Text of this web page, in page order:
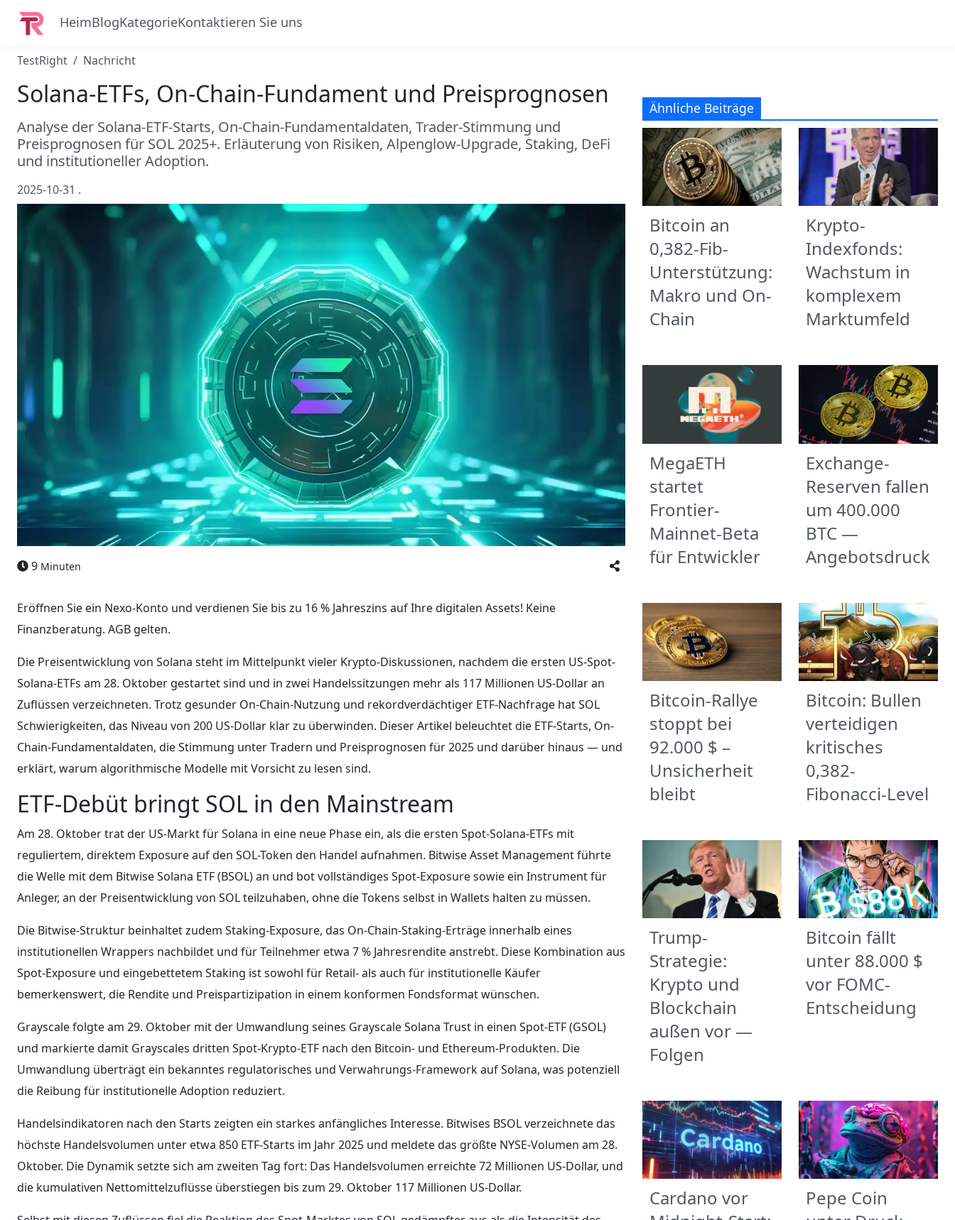
HeimBlogKategorieKontaktieren Sie uns
TestRight Nachricht
Solana-ETFs, On-Chain-Fundament und Preisprognosen
Analyse der Solana-ETF-Starts, On-Chain-Fundamentaldaten, Trader-Stimmung und
Preisprognosen für SOL 2025+. Erläuterung von Risiken, Alpenglow-Upgrade, Staking, DeFi
und institutioneller Adoption.
2025-10-31 .
9 Minuten
Eröffnen Sie ein Nexo-Konto und verdienen Sie bis zu 16 % Jahreszins auf Ihre digitalen Assets! Keine
Finanzberatung. AGB gelten.
Die Preisentwicklung von Solana steht im Mittelpunkt vieler Krypto-Diskussionen, nachdem die ersten US-Spot-
Solana-ETFs am 28. Oktober gestartet sind und in zwei Handelssitzungen mehr als 117 Millionen US-Dollar an
Zuflüssen verzeichneten. Trotz gesunder On-Chain-Nutzung und rekordverdächtiger ETF-Nachfrage hat SOL
Schwierigkeiten, das Niveau von 200 US-Dollar klar zu überwinden. Dieser Artikel beleuchtet die ETF-Starts, On-
Chain-Fundamentaldaten, die Stimmung unter Tradern und Preisprognosen für 2025 und darüber hinaus — und
erklärt, warum algorithmische Modelle mit Vorsicht zu lesen sind.
ETF-Debüt bringt SOL in den Mainstream
Am 28. Oktober trat der US-Markt für Solana in eine neue Phase ein, als die ersten Spot-Solana-ETFs mit
reguliertem, direktem Exposure auf den SOL-Token den Handel aufnahmen. Bitwise Asset Management führte
die Welle mit dem Bitwise Solana ETF (BSOL) an und bot vollständiges Spot-Exposure sowie ein Instrument für
Anleger, an der Preisentwicklung von SOL teilzuhaben, ohne die Tokens selbst in Wallets halten zu müssen.
Die Bitwise-Struktur beinhaltet zudem Staking-Exposure, das On-Chain-Staking-Erträge innerhalb eines
institutionellen Wrappers nachbildet und für Teilnehmer etwa 7 % Jahresrendite anstrebt. Diese Kombination aus
Spot-Exposure und eingebettetem Staking ist sowohl für Retail- als auch für institutionelle Käufer
bemerkenswert, die Rendite und Preispartizipation in einem konformen Fondsformat wünschen.
Grayscale folgte am 29. Oktober mit der Umwandlung seines Grayscale Solana Trust in einen Spot-ETF (GSOL)
und markierte damit Grayscales dritten Spot-Krypto-ETF nach den Bitcoin- und Ethereum-Produkten. Die
Umwandlung überträgt ein bekanntes regulatorisches und Verwahrungs-Framework auf Solana, was potenziell
die Reibung für institutionelle Adoption reduziert.
Handelsindikatoren nach den Starts zeigten ein starkes anfängliches Interesse. Bitwises BSOL verzeichnete das
höchste Handelsvolumen unter etwa 850 ETF-Starts im Jahr 2025 und meldete das größte NYSE-Volumen am 28.
Oktober. Die Dynamik setzte sich am zweiten Tag fort: Das Handelsvolumen erreichte 72 Millionen US-Dollar, und
die kumulativen Nettomittelzuflüsse überstiegen bis zum 29. Oktober 117 Millionen US-Dollar.
Ähnliche Beiträge
Bitcoin an
0,382-Fib-
Unterstützung:
Makro und On-
Chain
Krypto-
Indexfonds:
Wachstum in
komplexem
Marktumfeld
MegaETH
startet
Frontier-
Mainnet-Beta
für Entwickler
Exchange-
Reserven fallen
um 400.000
BTC —
Angebotsdruck
Bitcoin-Rallye
stoppt bei
92.000 $ –
Unsicherheit
bleibt
Bitcoin: Bullen
verteidigen
kritisches
0,382-
Fibonacci-Level
Trump-
Strategie:
Krypto und
Blockchain
außen vor —
Folgen
Bitcoin fällt
unter 88.000 $
vor FOMC-
Entscheidung
Cardano vor
Pepe Coin